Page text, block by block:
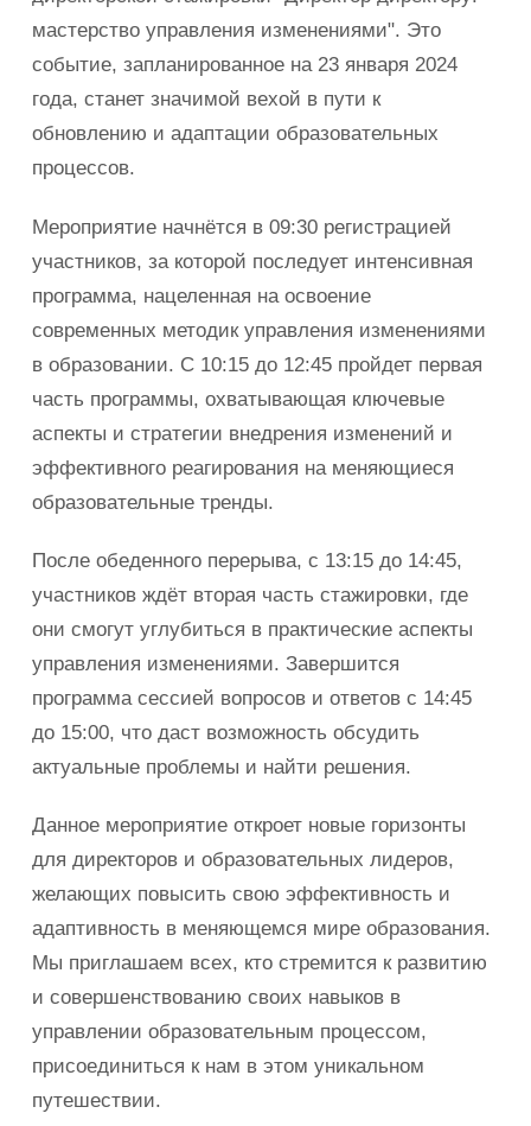
мастерство управления изменениями". Это
событие, запланированное на 23 января 2024
года, станет значимой вехой в пути к
обновлению и адаптации образовательных
процессов.
Мероприятие начнётся в 09:30 регистрацией
участников, за которой последует интенсивная
программа, нацеленная на освоение
современных методик управления изменениями
в образовании. С 10:15 до 12:45 пройдет первая
часть программы, охватывающая ключевые
аспекты и стратегии внедрения изменений и
эффективного реагирования на меняющиеся
образовательные тренды.
После обеденного перерыва, с 13:15 до 14:45,
участников ждёт вторая часть стажировки, где
они смогут углубиться в практические аспекты
управления изменениями. Завершится
программа сессией вопросов и ответов с 14:45
до 15:00, что даст возможность обсудить
актуальные проблемы и найти решения.
Данное мероприятие откроет новые горизонты
для директоров и образовательных лидеров,
желающих повысить свою эффективность и
адаптивность в меняющемся мире образования.
Мы приглашаем всех, кто стремится к развитию
и совершенствованию своих навыков в
управлении образовательным процессом,
присоединиться к нам в этом уникальном
путешествии.